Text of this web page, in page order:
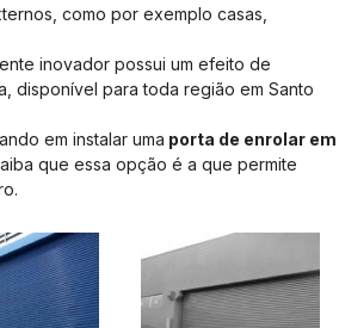
como por exemplo casas,
inovador possui um efeito de
disponível para toda região em Santo
em instalar uma porta de enrolar em
que essa opção é a que permite